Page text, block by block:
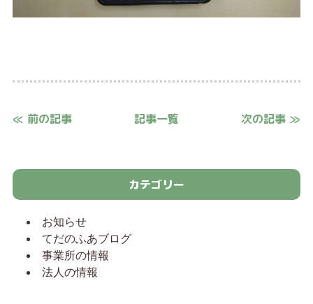
≪ 前の記事 記事一覧 次の記事 ≫
カテゴリー
お知らせ
てだのふあブログ
事業所の情報
法人の情報